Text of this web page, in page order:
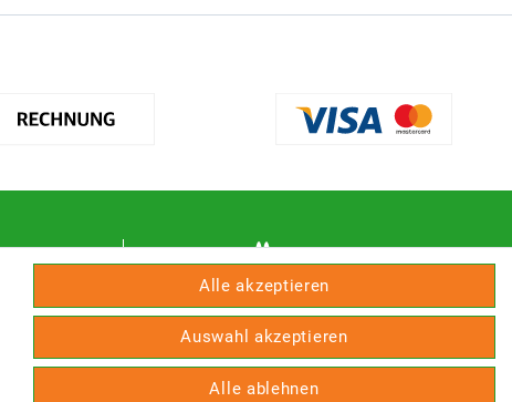
Gölz Motorgeräte Nord GmbH & Co. KG
Melatengürtel 23
Alle akzeptieren
Alle ablehnen
Auswahl akzeptieren